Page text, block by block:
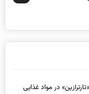
در مواد غذایی